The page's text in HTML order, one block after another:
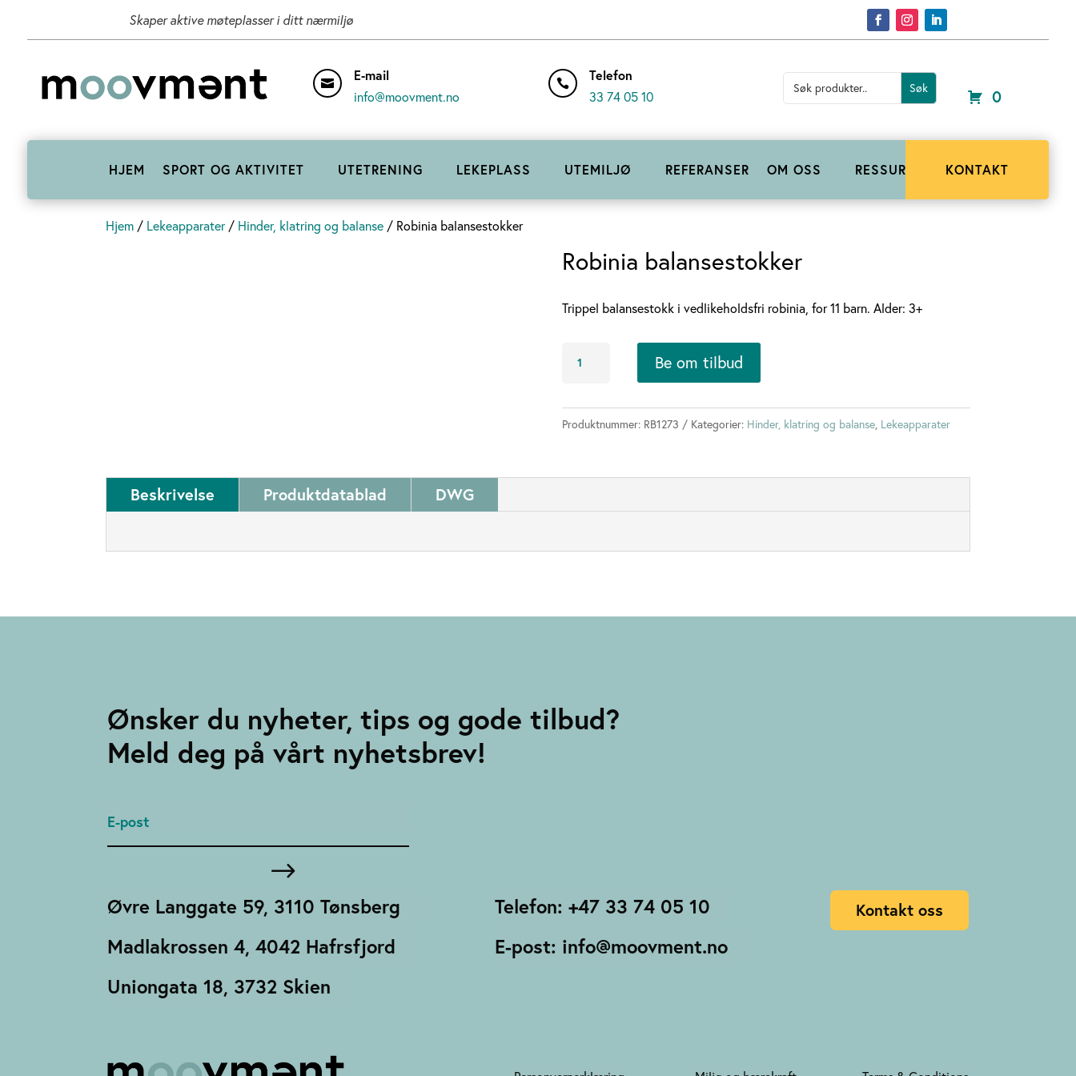
Skaper aktive møteplasser i ditt nærmiljø

E-mail
info@moovment.no

Telefon
33 74 05 10
Search
for: 0
HJEM SPORT OG AKTIVITET UTETRENING LEKEPLASS UTEMILJØ REFERANSER OM OSS RESSURSER KONTAKT
Hjem / Lekeapparater/ Hinder, klatring og balanse / Robinia balansestokker
Robinia balansestokker
Trippel balansestokk i vedlikeholdsfri robinia, for 11 barn. Alder: 3+
Be om tilbud
Produktnummer: RB1273 Kategorier: Hinder, klatring og balanse, Lekeapparater
Beskrivelse Produktdatablad DWG
Ønsker du nyheter, tips og gode tilbud?
Meld deg på vårt nyhetsbrev!
Øvre Langgate 59, 3110 Tønsberg
Madlakrossen 4, 4042 Hafrsfjord
Uniongata 18, 3732 Skien
Telefon: +47 33 74 05 10
E-post: info@moovment.no
Kontakt oss